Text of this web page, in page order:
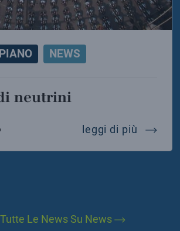
NEWS
neutrini
leggi di più 70
Le News Su News